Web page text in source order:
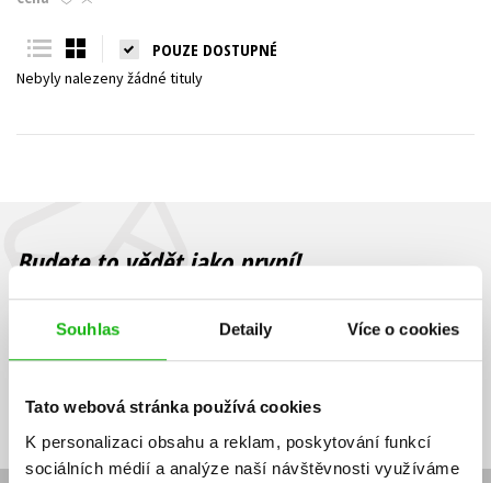
Souhlas Detaily Více o cookies
Tato webová stránka používá cookies
K personalizaci obsahu a reklam, poskytování funkcí
sociálních médií a analýze naší návštěvnosti využíváme
Young adult (SK)
Všechny tituly
POUZE DOSTUPNÉ
Nebyly nalezeny žádné tituly
Budete to vědět jako první!
Zajímá Vás, jaký knižní hit právě vychází, na jaké zboží je výhodná
sleva, jaká běží soutěž o ceny? Přihlášením k odběru našich e-
souhlasíte se zpracováním osobních údajů
mailová
adresa
mailová
adresa
Vaše e-mailová adresa Přihlásit se